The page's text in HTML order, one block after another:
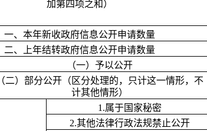
加第四项之和）
一、本年新收政府信息公开申请数量
二、上年结转政府信息公开申请数量
（一）予以公开
（二）部分公开（区分处理的，只计这一情形，不
计其他情形）
1.属于国家秘密
2.其他法律行政法规禁止公开